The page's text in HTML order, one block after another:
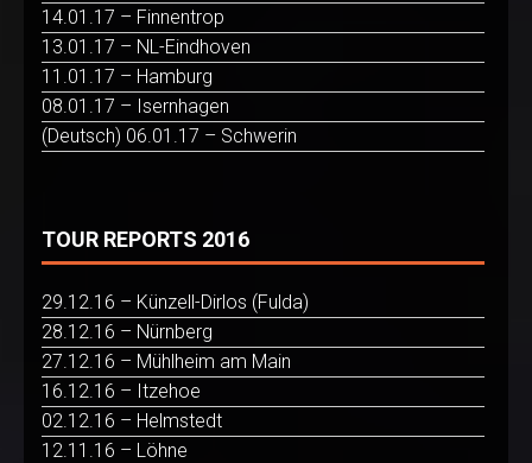
14.01.17 – Finnentrop
13.01.17 – NL-Eindhoven
11.01.17 – Hamburg
08.01.17 – Isernhagen
(Deutsch) 06.01.17 – Schwerin
TOUR REPORTS 2016
29.12.16 – Künzell-Dirlos (Fulda)
28.12.16 – Nürnberg
27.12.16 – Mühlheim am Main
16.12.16 – Itzehoe
02.12.16 – Helmstedt
12.11.16 – Löhne